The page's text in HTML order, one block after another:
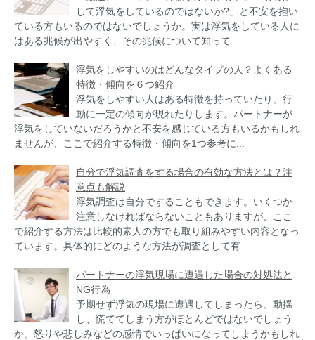
して浮気をしているのではないか?」と不安を抱い
ている方もいるのではないでしょうか。実は浮気をしている人に
はある兆候が出やすく、その兆候について知って...
浮気をしやすいのはどんなタイプの人？よくある
特徴・傾向を６つ紹介
浮気をしやすい人はある特徴を持っていたり、行
動に一定の傾向が現れたりします。パートナーが
浮気をしていないだろうかと不安を感じている方もいるかもしれ
ませんが、ここで紹介する特徴・傾向を1つ参考に...
自分で浮気調査をする場合の有効な方法とは？注
意点も解説
浮気調査は自分ですることもできます。いくつか
注意しなければならないこともありますが、ここ
で紹介する方法は比較的素人の方でも取り組みやすい内容となっ
ています。具体的にどのような方法が調査として有...
パートナーの浮気現場に遭遇した場合の対処法と
NG行為
予期せず浮気の現場に遭遇してしまったら、動揺
し、慌ててしまう方がほとんどではないでしょう
か。怒りや悲しみなどの感情でいっぱいになってしまうかもしれ